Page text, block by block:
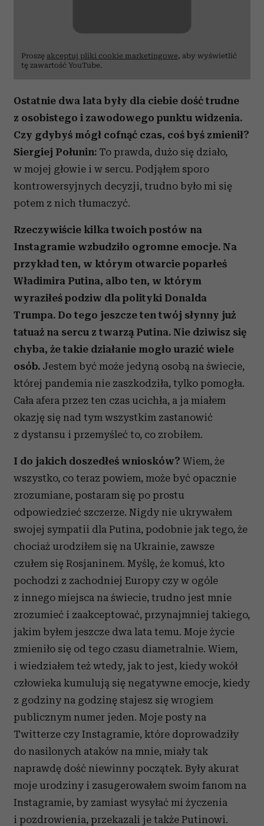
Proszę akceptuj pliki cookie marketingowe, aby wyświetlić
tę zawartość YouTube.
Ostatnie dwa lata były dla ciebie dość trudne
z osobistego i zawodowego punktu widzenia.
Czy gdybyś mógł cofnąć czas, coś byś zmienił?
Siergiej Połunin: To prawda, dużo się działo,
w mojej głowie i w sercu. Podjąłem sporo
kontrowersyjnych decyzji, trudno było mi się
potem z nich tłumaczyć.
Rzeczywiście kilka twoich postów na
Instagramie wzbudziło ogromne emocje. Na
przykład ten, w którym otwarcie poparłeś
Władimira Putina, albo ten, w którym
wyraziłeś podziw dla polityki Donalda
Trumpa. Do tego jeszcze ten twój słynny już
tatuaż na sercu z twarzą Putina. Nie dziwisz się
chyba, że takie działanie mogło urazić wiele
osób. Jestem być może jedyną osobą na świecie,
której pandemia nie zaszkodziła, tylko pomogła.
Cała afera przez ten czas ucichła, a ja miałem
okazję się nad tym wszystkim zastanowić
z dystansu i przemyśleć to, co zrobiłem.
I do jakich doszedłeś wniosków? Wiem, że
wszystko, co teraz powiem, może być opacznie
zrozumiane, postaram się po prostu
odpowiedzieć szczerze. Nigdy nie ukrywałem
swojej sympatii dla Putina, podobnie jak tego, że
chociaż urodziłem się na Ukrainie, zawsze
czułem się Rosjaninem. Myślę, że komuś, kto
pochodzi z zachodniej Europy czy w ogóle
z innego miejsca na świecie, trudno jest mnie
zrozumieć i zaakceptować, przynajmniej takiego,
jakim byłem jeszcze dwa lata temu. Moje życie
zmieniło się od tego czasu diametralnie. Wiem,
i wiedziałem też wtedy, jak to jest, kiedy wokół
człowieka kumulują się negatywne emocje, kiedy
z godziny na godzinę stajesz się wrogiem
publicznym numer jeden. Moje posty na
Twitterze czy Instagramie, które doprowadziły
do nasilonych ataków na mnie, miały tak
naprawdę dość niewinny początek. Były akurat
moje urodziny i zasugerowałem swoim fanom na
Instagramie, by zamiast wysyłać mi życzenia
i pozdrowienia, przekazali je także Putinowi.